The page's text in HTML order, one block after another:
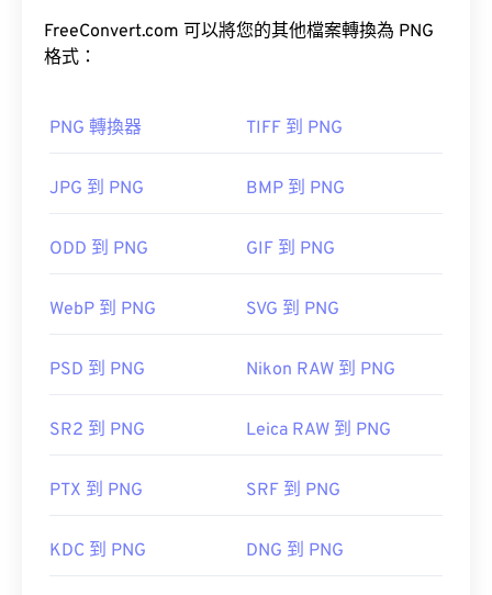
明度的動畫（試試我們的GIF 轉 APNG）。
於開啟和編輯 PNG 檔案。 PNG 檔案比其他檔案類型
開發者： PNG 開發小組
實用連結：
相關 PNG 工具：
FreeConvert.com 可以將您的其他檔案轉換為 PNG
格式：
PNG 轉換器 TIFF 到 PNG
JPG 到 PNG BMP 到 PNG
ODD 到 PNG GIF 到 PNG
WebP 到 PNG SVG 到 PNG
PSD 到 PNG Nikon RAW 到 PNG
SR2 到 PNG Leica RAW 到 PNG
PTX 到 PNG SRF 到 PNG
KDC 到 PNG DNG 到 PNG